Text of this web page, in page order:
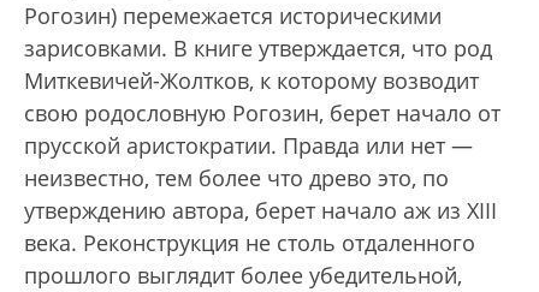
Рогозин) перемежается историческими
зарисовками. В книге утверждается, что род
Миткевичей-Жолтков, к которому возводит
свою родословную Рогозин, берет начало от
прусской аристократии. Правда или нет —
неизвестно, тем более что древо это, по
утверждению автора, берет начало аж из XIII
века. Реконструкция не столь отдаленного
прошлого выглядит более убедительной,